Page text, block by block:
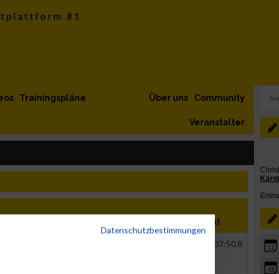
Trainingspläne Community
Über uns
Veranstalter
Brut
01:07:50.8 12
13
Datenschutzbestimmungen